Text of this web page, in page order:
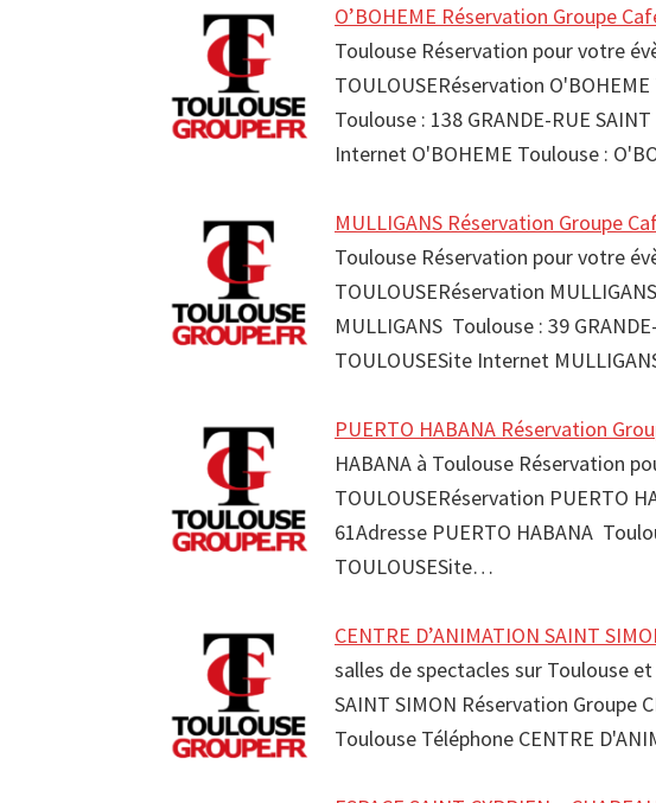
O’BOHEME Réservation Groupe
Toulouse Réservation pour votre
TOULOUSERéservation
Toulouse : 138 GRANDE-RUE
Internet O'BOHEME Toulouse :
MULLIGANS Réservation Groupe
Toulouse Réservation pour votre
TOULOUSERéservation
MULLIGANS Toulouse : 39
TOULOUSESite Internet
PUERTO HABANA Réservation
HABANA à Toulouse Réservation
TOULOUSERéservation PUERTO
61Adresse PUERTO HABANA
TOULOUSESite…
CENTRE D’ANIMATION SAINT
salles de spectacles sur Toulouse
SAINT SIMON Réservation Groupe
Toulouse Téléphone CENTRE